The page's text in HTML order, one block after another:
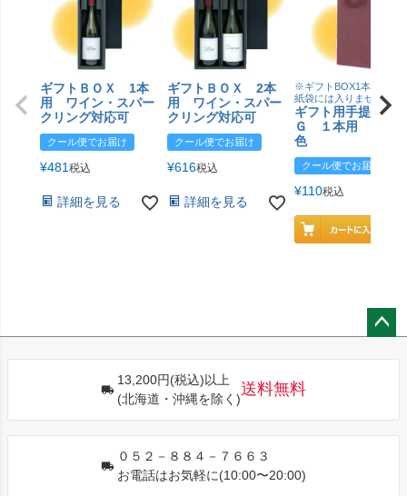
ギフトＢＯＸ 1本
用 ワイン・スパー
クリング対応可
クール便でお届け
¥481税込
詳細を見る
ギフトＢＯＸ 2本
用 ワイン・スパー
クリング対応可
クール便でお届け
¥616税込
詳細を見る
※ギフトBOX1本用はこ
紙袋には入りません
ギフト用手提げＢ
Ｇ １本用 エン
色
クール便でお届け
¥110税込
13,200円(税込)以上
(北海道・沖縄を除く)
送料無料
０５２－８８４－７６６３
お電話はお気軽に(10:00〜20:00)